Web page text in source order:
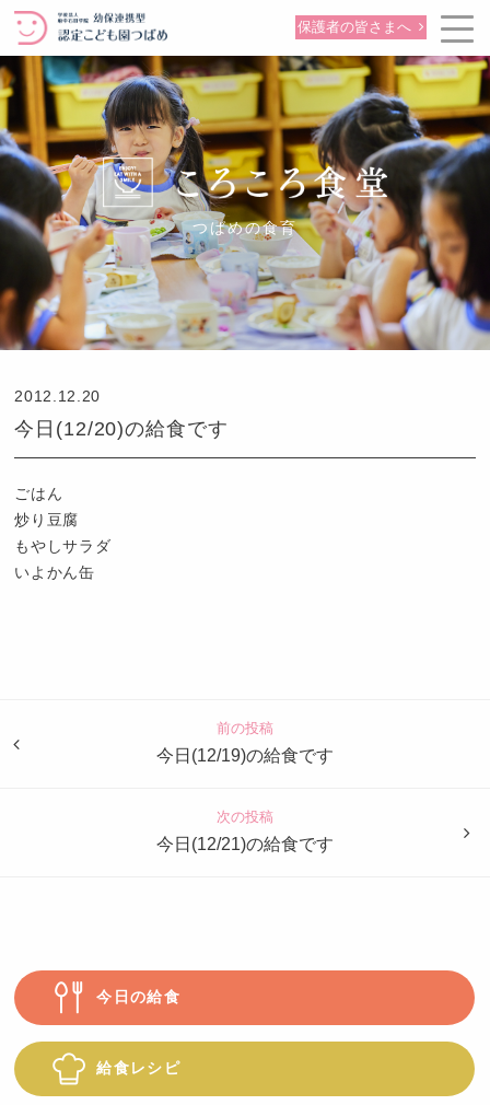
保護者の皆さまへ
つばめの食育
2012.12.20
今日(12/20)の給食です
ごはん
炒り豆腐
もやしサラダ
いよかん缶
も
前の投稿
今日(12/19)の給食です
次の投稿
今日(12/21)の給食です
今日の給食
給食レシピ